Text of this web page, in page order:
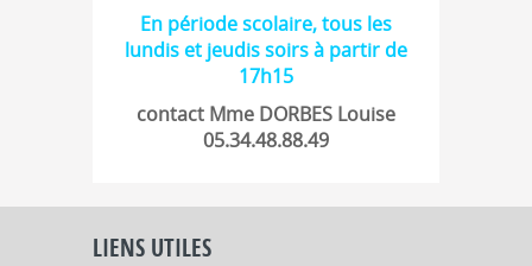
En période scolaire, tous les
lundis et jeudis soirs à partir de
17h15
contact Mme DORBES Louise
05.34.48.88.49
LIENS UTILES